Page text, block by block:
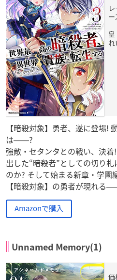
ー
皇
【暗殺対象】勇者、遂に登場!
は――?
強敵・セタンタとの戦い、決
出した“暗殺者”としての切り
のか? そして始まる新章・学
【暗殺対象】の勇者が現れる
Amazonで購入
Unnamed Memory(1)
価